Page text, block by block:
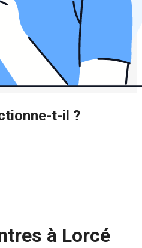
t-il ?
à Lorcé